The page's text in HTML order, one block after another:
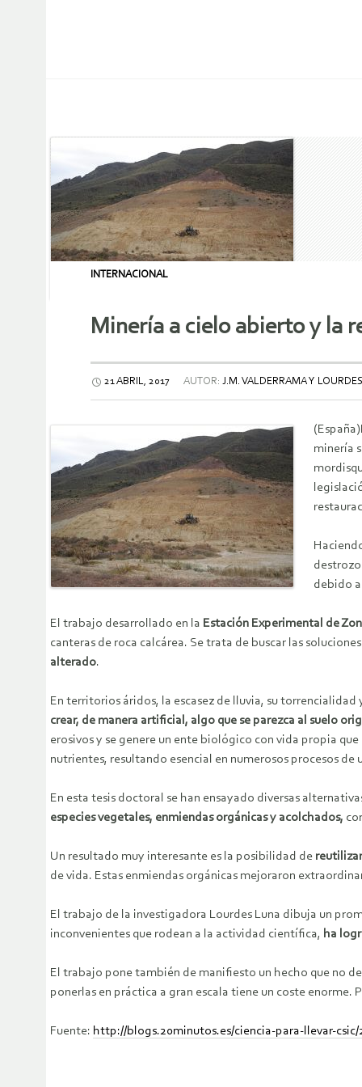
INTERNACIONAL
Minería a cielo abierto y la
21 ABRIL, 2017 AUTOR: J.M. VALDERRAMA Y
minería
debido
El trabajo desarrollado en la Estación Experimental de
canteras de roca calcárea. Se trata de buscar las
alterado.
En territorios áridos, la escasez de lluvia, su
crear, de manera artificial, algo que se parezca al suelo
erosivos y se genere un ente biológico con vida propia
nutrientes, resultando esencial en numerosos procesos de
En esta tesis doctoral se han ensayado diversas
especies vegetales, enmiendas orgánicas y acolchados,
Un resultado muy interesante es la posibilidad de
de vida. Estas enmiendas orgánicas mejoraron
El trabajo de la investigadora Lourdes Luna dibuja un
inconvenientes que rodean a la actividad científica, ha
El trabajo pone también de manifiesto un hecho que no
ponerlas en práctica a gran escala tiene un coste enorme.
Fuente: http://blogs.20minutos.es/ciencia-para-llevar-